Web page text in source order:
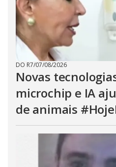
DO R7/07/08/2026
Novas
microchip e IA
de animais